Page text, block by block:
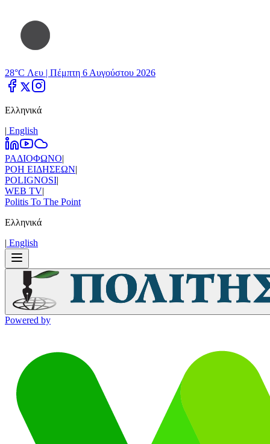
28°C Λευ | Πέμπτη 6 Αυγούστου 2026
Ελληνικά
| Εnglish
ΡΑΔΙΟΦΩΝΟ|
ΡΟΗ ΕΙΔΗΣΕΩΝ|
POLIGNOSI|
WEB TV|
Politis To The Point
Ελληνικά
| Εnglish
Powered by